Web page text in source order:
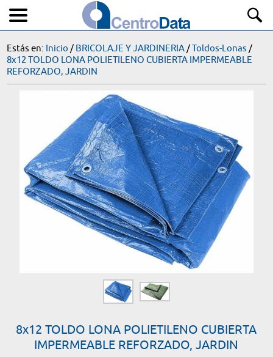
Estás en: Inicio / BRICOLAJE Y JARDINERIA/Toldos-Lonas /
8x12 TOLDO LONA POLIETILENO CUBIERTA IMPERMEABLE
REFORZADO, JARDIN
8x12 TOLDO LONA POLIETILENO CUBIERTA
IMPERMEABLE REFORZADO, JARDIN